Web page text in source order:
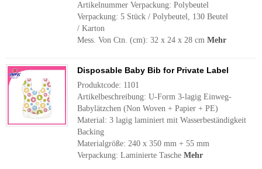
Artikelnummer Verpackung: Polybeutel
Verpackung: 5 Stück / Polybeutel, 130 Beutel
/ Karton
Mess. Von Ctn. (cm): 32 x 24 x 28 cm Mehr
Disposable Baby Bib for Private Label
Produktcode: 1101
Artikelbeschreibung: U-Form 3-lagig Einweg-
Babylätzchen (Non Woven + Papier + PE)
Material: 3 lagig laminiert mit Wasserbeständigkeit
Backing
Materialgröße: 240 x 350 mm + 55 mm
Verpackung: Laminierte Tasche Mehr